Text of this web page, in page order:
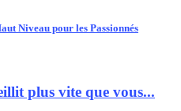
Niveau pour les Passionnés
plus vite que vous...